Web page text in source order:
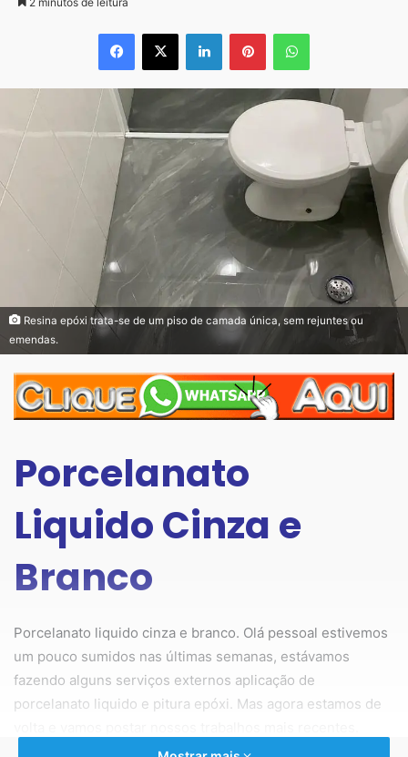
mail
Facebook
X LinkedinPinterestWhatsApp
Resina epóxi trata-se de um piso de camada única, sem rejuntes ou
emendas.
Porcelanato
Liquido Cinza e
Branco
Porcelanato liquido cinza e branco. Olá pessoal estivemos
um pouco sumidos nas últimas semanas, estávamos
fazendo alguns serviços externos aplicação de
porcelanato liquido e pitura epóxi. Mas agora estamos de